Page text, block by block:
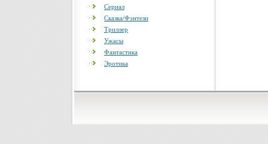
Сериал
Сказка/Фэнтези
Триллер
Ужасы
Фантастика
Эротика